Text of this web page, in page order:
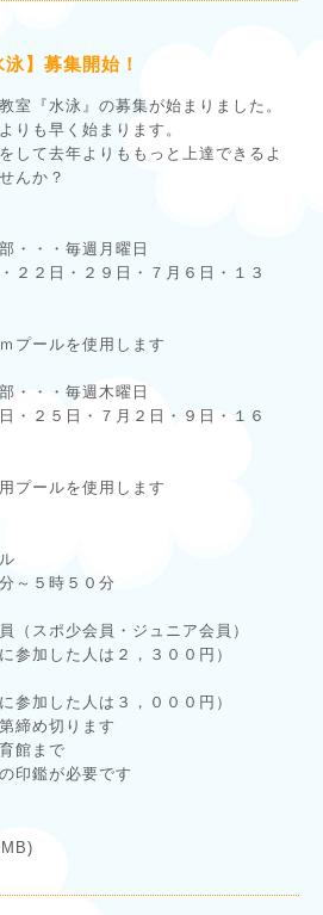
】募集開始！
室『水泳』の募集が始まりました。
りも早く始まります。
して去年よりももっと上達できるよ
んか？
・・・毎週月曜日
２２日・２９日・７月６日・１３
プールを使用します
・・・毎週木曜日
・２５日・７月２日・９日・１６
プールを使用します
～５時５０分
（スポ少会員・ジュニア会員）
参加した人は２，３００円）
参加した人は３，０００円）
締め切ります
館まで
印鑑が必要です